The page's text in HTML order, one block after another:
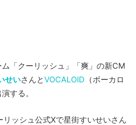
「クーリッシュ」「爽」の新CM
せいさんとVOCALOID （ボーカロ
する。
ッシュ公式Xで星街すいせいさん